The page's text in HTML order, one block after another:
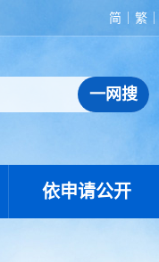
简 繁
依申请公开